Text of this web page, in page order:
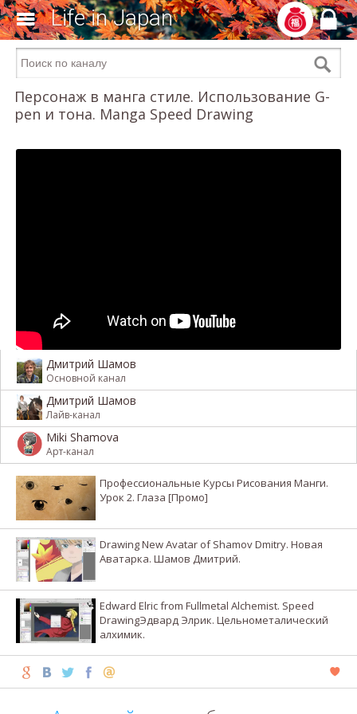
Life in Japan
Персонаж в манга стиле. Использование G-
pen и тона. Manga Speed Drawing
Дмитрий Шамов
Основной канал
Дмитрий Шамов
Лайв-канал
Miki Shamova
Арт-канал
Профессиональные Курсы Рисования Манги.
Урок 2. Глаза [Промо]
Drawing New Avatar of Shamov Dmitry. Новая
Аватарка. Шамов Дмитрий.
Edward Elric from Fullmetal Alchemist. Speed
DrawingЭдвард Элрик. Цельнометалический
алхимик.